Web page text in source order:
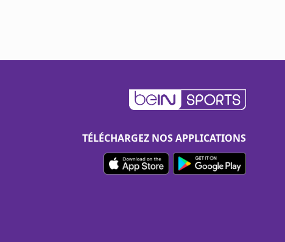
TÉLÉCHARGEZ NOS APPLICATIONS